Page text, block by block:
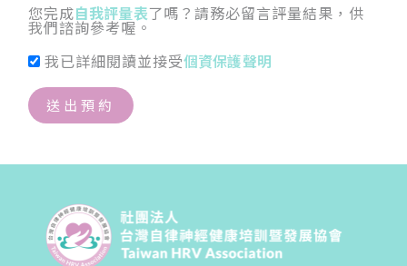
您完成自我評量表了嗎？請務必留言評量結果，供
我們諮詢參考喔。
我已詳細閱讀並接受個資保護聲明
送出預約